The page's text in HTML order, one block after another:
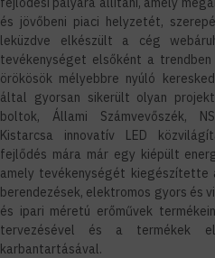
és jövőbeni piaci helyzetét,
leküzdve elkészült a cég
tevékenységet elsőként a
örökösök mélyebbre nyúló
által gyorsan sikerült olyan
boltok, Állami Számvevőszék,
Kistarcsa innovatív LED
fejlődés mára már egy kiépült
amely tevékenységét kiegészítette
berendezések, elektromos gyors és
és ipari méretú erőművek
tervezésével és a termékek
karbantartásával.